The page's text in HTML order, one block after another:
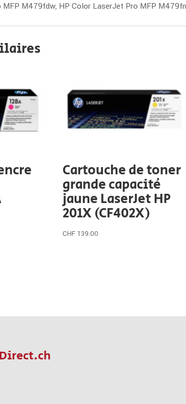
M479fdw, HP Color LaserJet Pro MFP
Cartouche de toner
grande capacité
jaune LaserJet HP
201X (CF402X)
CHF 139.00